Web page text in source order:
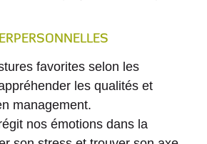
favorites selon les
les qualités et
management.
nos émotions dans la